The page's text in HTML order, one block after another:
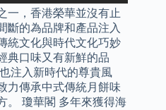
一，香港榮華並沒有止
斷的為品牌和產品注入
統文化與時代文化巧妙
典口味又有新鮮的品
注入新時代的尊貴風
力傳承中式傳統月餅味
。 瓊華閣 多年來獲得海